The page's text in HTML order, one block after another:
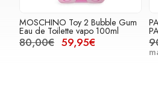
MOSCHINO Toy 2 Bubble Gum
Eau de Toilette vapo 100ml
80,00€ 59,95€